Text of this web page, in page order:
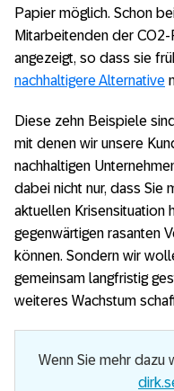
Papier möglich. Schon
Mitarbeitenden der
angezeigt, so dass sie
nachhaltigere Alternative
Diese zehn Beispiele
mit denen wir unsere
nachhaltigen
dabei nicht nur, dass Sie
aktuellen Krisensituation
gegenwärtigen rasanten
können. Sondern wir
gemeinsam langfristig
weiteres Wachstum
Wenn Sie mehr dazu